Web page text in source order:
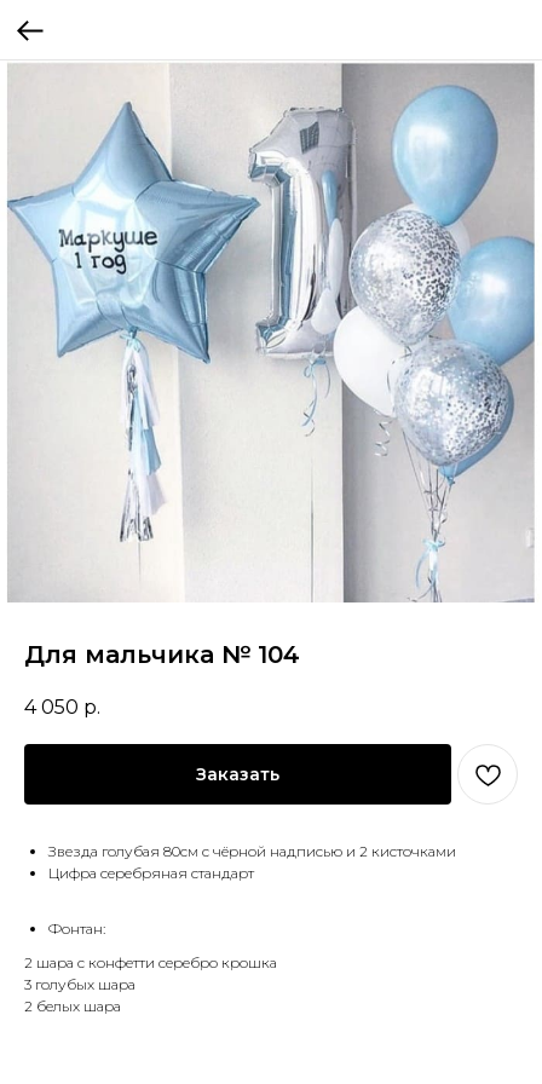
Для мальчика № 104
4 050 р.
Заказать
Звезда голубая 80см с чёрной надписью и 2 кисточками
Цифра серебряная стандарт
Фонтан:
2 шара с конфетти серебро крошка
3 голубых шара
2 белых шара